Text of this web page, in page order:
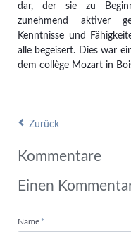
dar, der sie zu
zunehmend aktiver
Kenntnisse und
alle begeisert. Dies war
dem collège Mozart in
Zurück
Kommentare
Einen
Pflichtfeld
Name *